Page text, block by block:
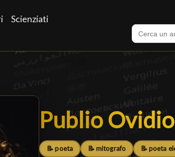
Scienziati
Publio
Publio
📝 poeta 📝 mitografo 📝 poeta